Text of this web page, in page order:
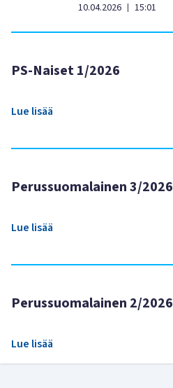
10.04.2026 | 15:01
PS-Naiset 1/2026
Lue lisää
Perussuomalainen 3/2026
Lue lisää
Perussuomalainen 2/2026
Lue lisää